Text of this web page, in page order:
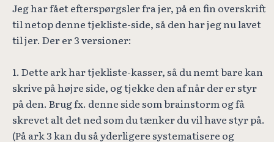
Jeg har fået efterspørgsler fra jer, på en fin overskrift
til netop denne tjekliste-side, så den har jeg nu lavet
til jer. Der er 3 versioner:
1. Dette ark har tjekliste-kasser, så du nemt bare kan
skrive på højre side, og tjekke den af når der er styr
på den. Brug fx. denne side som brainstorm og få
skrevet alt det ned som du tænker du vil have styr på.
(På ark 3 kan du så yderligere systematisere og